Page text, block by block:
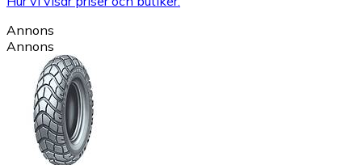
Annons
Annons